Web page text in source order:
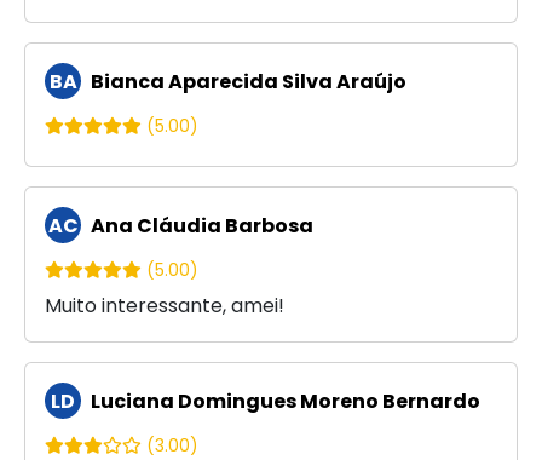
BA Bianca Aparecida Silva Araújo
(5.00)
AC Ana Cláudia Barbosa
(5.00)
Muito interessante, amei!
LD Luciana Domingues Moreno Bernardo
(3.00)